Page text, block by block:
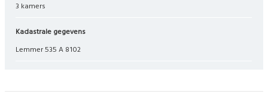
3 kamers
Kadastrale gegevens
Lemmer 535 A 8102